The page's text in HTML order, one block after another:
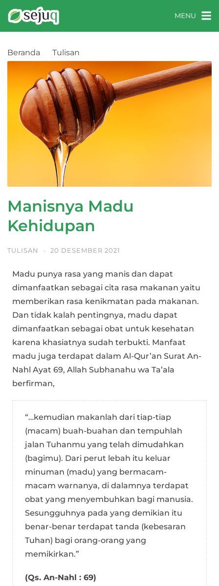
MENU
Beranda Tulisan
Manisnya Madu
Kehidupan
TULISAN · 20 DESEMBER 2021
Madu punya rasa yang manis dan dapat
dimanfaatkan sebagai cita rasa makanan yaitu
memberikan rasa kenikmatan pada makanan.
Dan tidak kalah pentingnya, madu dapat
dimanfaatkan sebagai obat untuk kesehatan
karena khasiatnya sudah terbukti. Manfaat
madu juga terdapat dalam Al-Qur’an Surat An-
Nahl Ayat 69, Allah Subhanahu wa Ta’ala
berfirman,
“…kemudian makanlah dari tiap-tiap
(macam) buah-buahan dan tempuhlah
jalan Tuhanmu yang telah dimudahkan
(bagimu). Dari perut lebah itu keluar
minuman (madu) yang bermacam-
macam warnanya, di dalamnya terdapat
obat yang menyembuhkan bagi manusia.
Sesungguhnya pada yang demikian itu
benar-benar terdapat tanda (kebesaran
Tuhan) bagi orang-orang yang
memikirkan.”
(Qs. An-Nahl : 69)